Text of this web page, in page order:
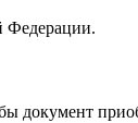
Федерации.
документ